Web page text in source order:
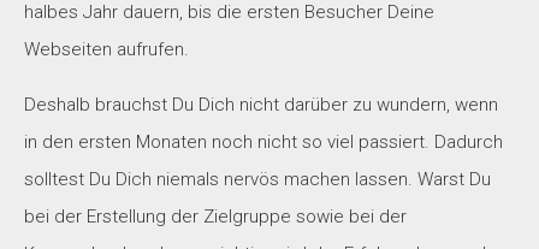
halbes Jahr dauern, bis die ersten Besucher Deine
Webseiten aufrufen.
Deshalb brauchst Du Dich nicht darüber zu wundern, wenn
in den ersten Monaten noch nicht so viel passiert. Dadurch
solltest Du Dich niemals nervös machen lassen. Warst Du
bei der Erstellung der Zielgruppe sowie bei der